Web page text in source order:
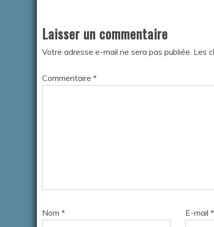
Laisser un commentaire
Votre adresse e-mail ne sera pas publiée. Les
Commentaire *
Nom * E-mail *